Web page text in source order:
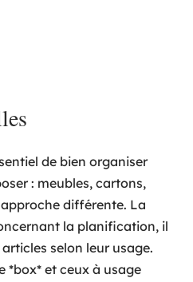
de bien organiser
: meubles, cartons,
différente. La
la planification, il
selon leur usage.
*box* et ceux à usage